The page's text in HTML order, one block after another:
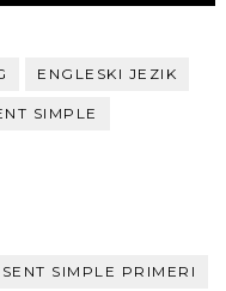
ENGLESKI JEZIK
SIMPLE
SIMPLE PRIMERI